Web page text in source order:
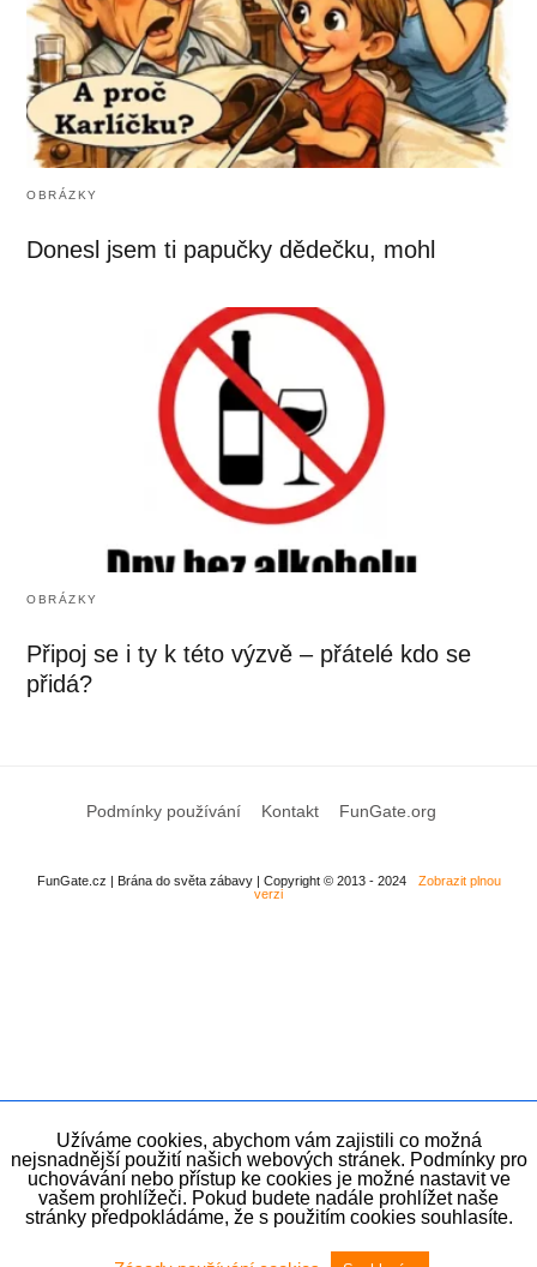
OBRÁZKY
Donesl jsem ti papučky dědečku, mohl
OBRÁZKY
Připoj se i ty k této výzvě – přátelé kdo se
přidá?
Podmínky používání Kontakt FunGate.org
FunGate.cz | Brána do světa zábavy | Copyright © 2013 - 2024
Zobrazit plnou
verzi
Užíváme cookies, abychom vám zajistili co možná
nejsnadnější použití našich webových stránek. Podmínky pro
uchovávání nebo přístup ke cookies je možné nastavit ve
vašem prohlížeči. Pokud budete nadále prohlížet naše
stránky předpokládáme, že s použitím cookies souhlasíte.